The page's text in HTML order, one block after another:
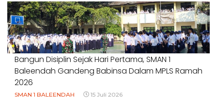
#HAKPETANI #KEADILANUNTUKPETANI
#NORMALISASISALURAN #IRIGASIRUSAK
#DUGAANPENCEMARAN #AKUNTABILITASPEMERINTAH
18 Juli 2026
Bangun Disiplin Sejak Hari Pertama, SMAN 1
Baleendah Gandeng Babinsa Dalam MPLS Ramah
2026
SMAN 1 BALEENDAH 15 Juli 2026